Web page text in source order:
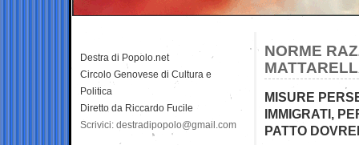
NORME
MISURE
IMMIGRATI,
PATTO
Destra di Popolo.net
Circolo Genovese di Cultura e
Politica
Diretto da Riccardo Fucile
Scrivici: destradipopolo@gmail.com